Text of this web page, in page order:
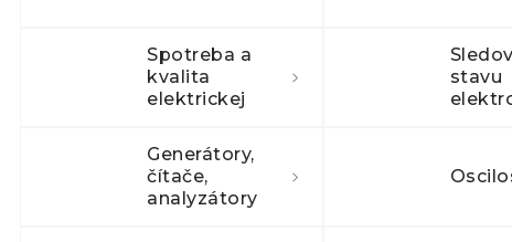
Spotreba a
kvalita
elektrickej
stavu
Generátory,
čítače,
analyzátory